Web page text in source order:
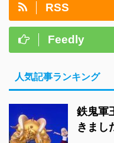
RSS
Feedly
人気記事ランキング
鉄鬼軍
きまし